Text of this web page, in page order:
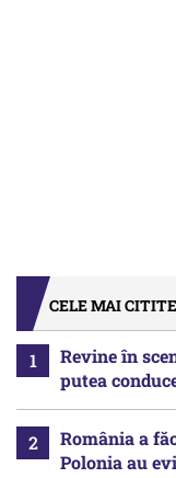
CELE MAI
Revine în
putea
România a
Polonia au